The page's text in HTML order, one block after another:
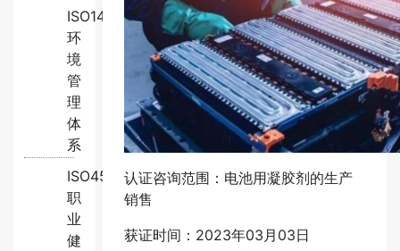
ISO14001:2015
环
境
管
理
体
系
ISO45001:2018
职
业
健
认证咨询范围：电池用凝胶剂的生产
销售
获证时间：2023年03月03日